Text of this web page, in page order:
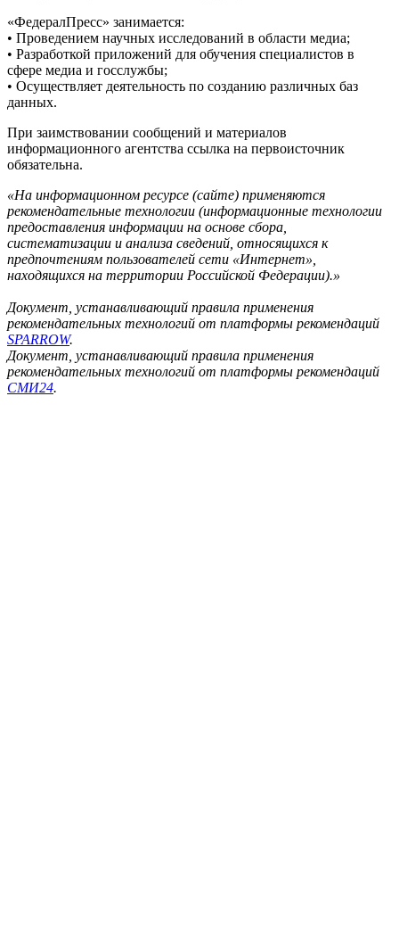
«ФедералПресс» занимается:
• Проведением научных исследований в области медиа;
• Разработкой приложений для обучения специалистов в
сфере медиа и госслужбы;
• Осуществляет деятельность по созданию различных баз
данных.
При заимствовании сообщений и материалов
информационного агентства ссылка на первоисточник
обязательна.
«На информационном ресурсе (сайте) применяются
рекомендательные технологии (информационные технологии
предоставления информации на основе сбора,
систематизации и анализа сведений, относящихся к
предпочтениям пользователей сети «Интернет»,
находящихся на территории Российской Федерации).»
Документ, устанавливающий правила применения
рекомендательных технологий от платформы рекомендаций
SPARROW.
Документ, устанавливающий правила применения
рекомендательных технологий от платформы рекомендаций
СМИ24.